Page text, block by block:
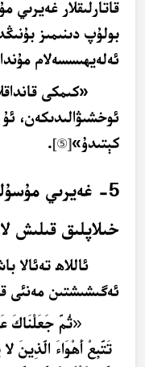
قاتارلىقلار غەيرىي
بولۇپ دىنىمىز
ئەلەيھىسسەلام
«كىمكى
ئوخشىۋالىدىكەن،
كېتىدۇ»
[⑤]
.
5- غەيرىي
خىلاپلىق قىلىش
ئاللاھ تەئالا
ئەگىشىشتىن مەنئى
«ثُمَّ جَعَلْنَاكَ
تَتَّبِعْ أَهْوَاءَ الَّذِينَ